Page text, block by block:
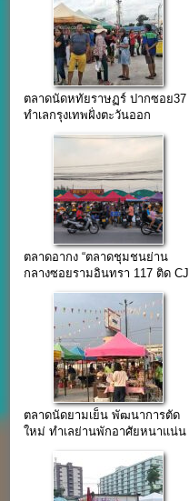
ตลาดนัดหทัยราษฏร์ ปากซอย37
ทำเลกรุงเทพฝั่งตะวันออก
ตลาดอากง “ตลาดชุมชนย่าน
กลางซอยรามอินทรา 117 ติด CJ
ตลาดนัดยามเย็น พัฒนาการตัด
ใหม่ ทำเลย่านพักอาศัยหนาแน่น